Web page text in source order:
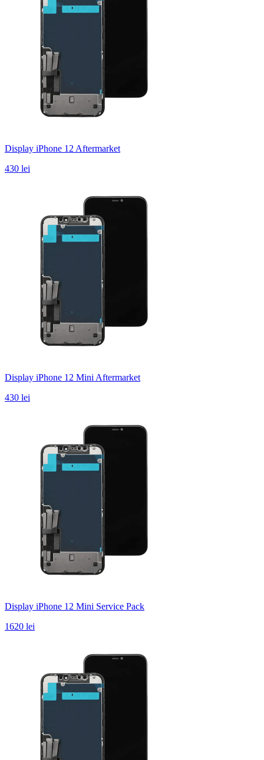
Display iPhone 12 Aftermarket
430 lei
Display iPhone 12 Mini Aftermarket
430 lei
Display iPhone 12 Mini Service Pack
1620 lei